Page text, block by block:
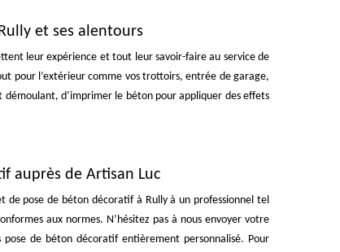
et ses alentours
leur expérience et tout leur savoir-faire au service de
pour l’extérieur comme vos trottoirs, entrée de garage,
démoulant, d’imprimer le béton pour appliquer des effets
auprès de Artisan Luc
de pose de béton décoratif à Rully à un professionnel tel
aux normes. N’hésitez pas à nous envoyer votre
de béton décoratif entièrement personnalisé. Pour